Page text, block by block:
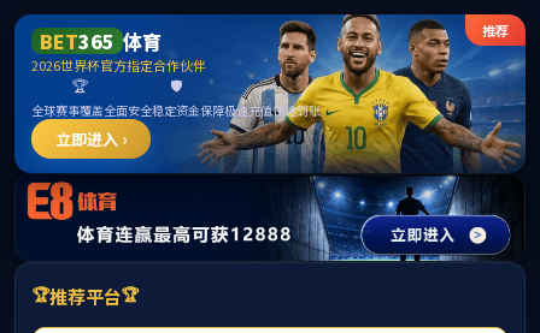
FUN88乐天使·(中国)集团
欢迎访问FUN88乐天使网站